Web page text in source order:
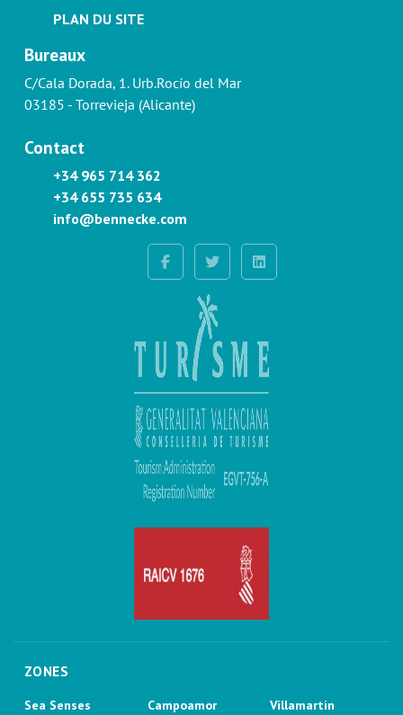
PLAN DU SITE
Bureaux
C/Cala Dorada, 1. Urb.Rocío del Mar
03185 - Torrevieja (Alicante)
Contact
+34 965 714 362
+34 655 735 634
info@bennecke.com
ZONES
Sea Senses
Campoamor
Villamartin